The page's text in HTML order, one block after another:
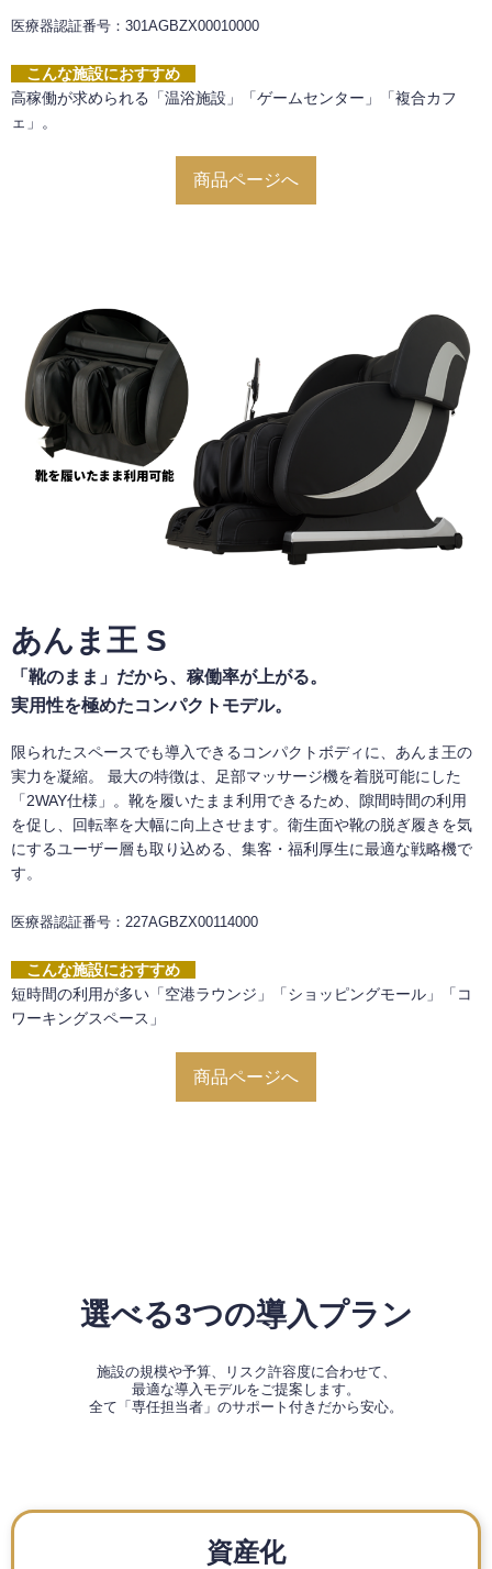
医療器認証番号：301AGBZX00010000
こんな施設におすすめ
高稼働が求められる「温浴施設」「ゲームセンター」「複合カフ
ェ」。
商品ページへ
あんま王 S
「靴のまま」だから、稼働率が上がる。
実用性を極めたコンパクトモデル。
限られたスペースでも導入できるコンパクトボディに、あんま王の
実力を凝縮。 最大の特徴は、足部マッサージ機を着脱可能にした
「2WAY仕様」。靴を履いたまま利用できるため、隙間時間の利用
を促し、回転率を大幅に向上させます。衛生面や靴の脱ぎ履きを気
にするユーザー層も取り込める、集客・福利厚生に最適な戦略機で
す。
医療器認証番号：227AGBZX00114000
こんな施設におすすめ
短時間の利用が多い「空港ラウンジ」「ショッピングモール」「コ
ワーキングスペース」
商品ページへ
選べる3つの導入プラン
施設の規模や予算、リスク許容度に合わせて、
最適な導入モデルをご提案します。
全て「専任担当者」のサポート付きだから安心。
資産化